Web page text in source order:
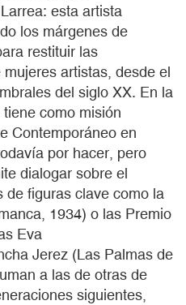
esta artista
los márgenes de
restituir las
artistas, desde el
del siglo XX. En la
como misión
Contemporáneo en
por hacer, pero
dialogar sobre el
de figuras clave como la
1934) o las Premio
Eva
Jerez (Las Palmas de
a las de otras de
siguientes,